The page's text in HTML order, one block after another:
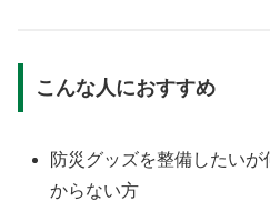
こんな人におすすめ
防災グッズを整備したい
からない方